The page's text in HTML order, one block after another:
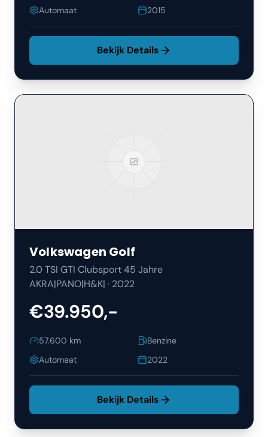
Automaat
2015
Bekijk Details
Volkswagen Golf
2.0 TSI GTI Clubsport 45 Jahre
AKRA|PANO|H&K| · 2022
€39.950,-
57.600 km
Benzine
Automaat
2022
Bekijk Details